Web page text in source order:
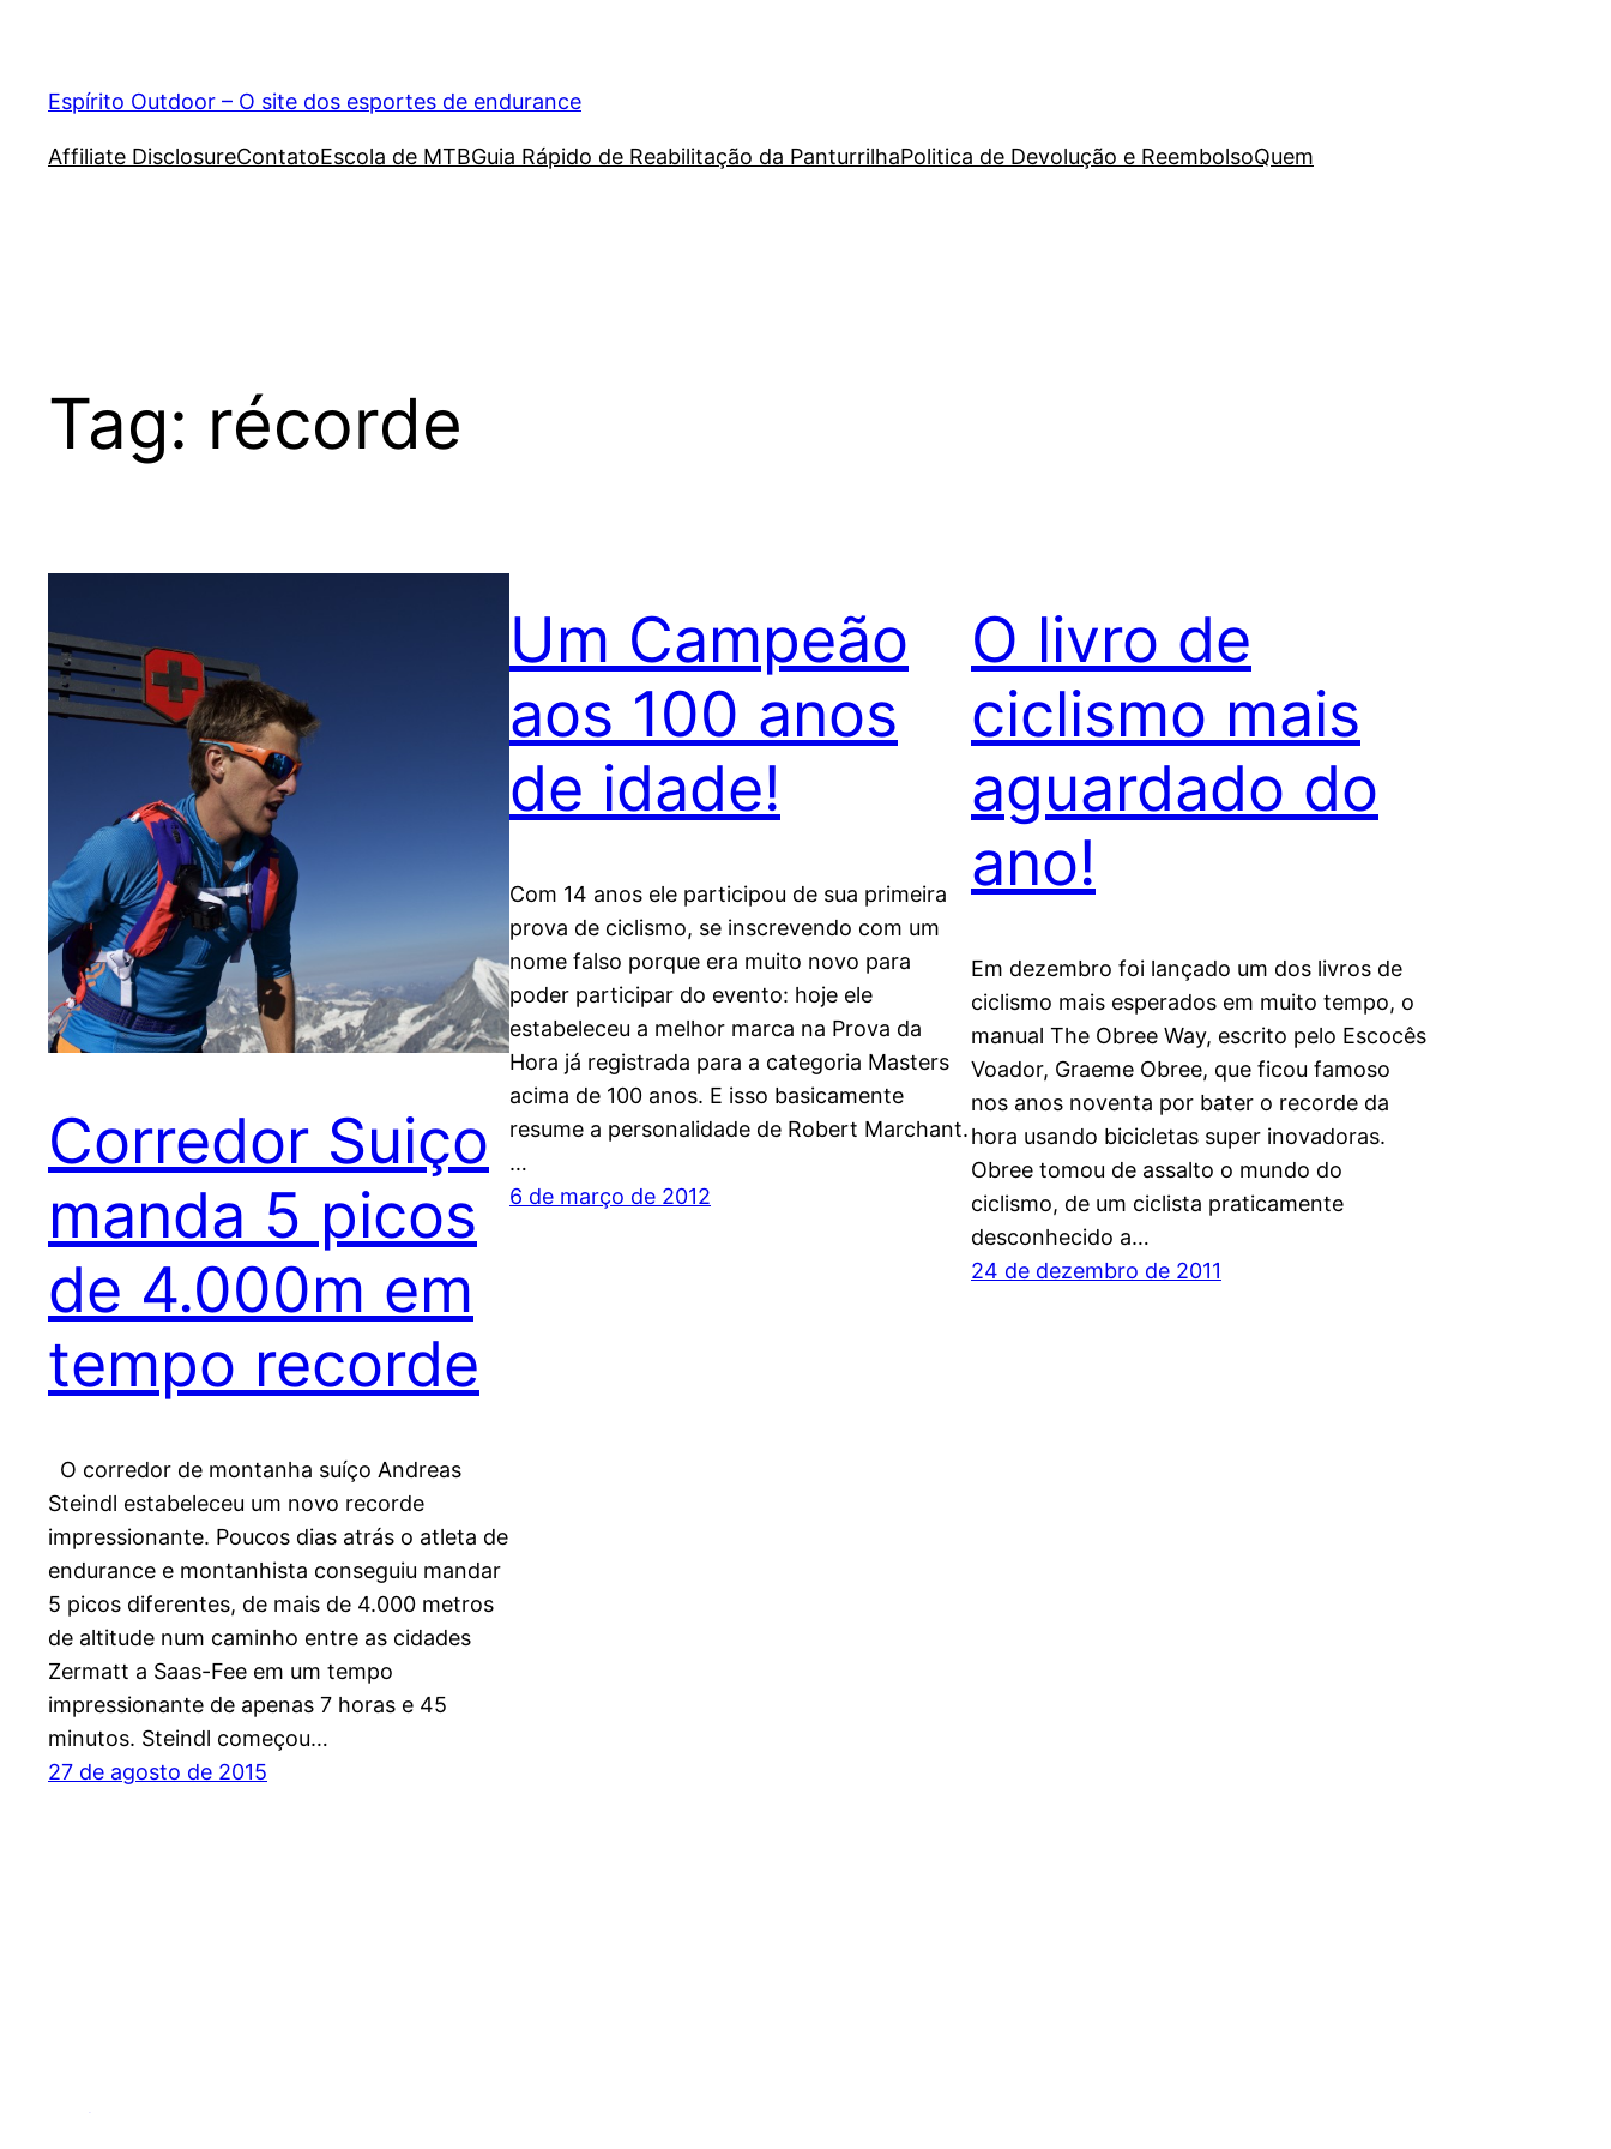
Espírito Outdoor – O site dos esportes de endurance
Affiliate DisclosureContatoEscola de MTBGuia Rápido de Reabilitação da PanturrilhaPolitica de Devolução e ReembolsoQuem
Tag: récorde
Corredor Suiço
manda 5 picos
de 4.000m em
tempo recorde
O corredor de montanha suíço Andreas
Steindl estabeleceu um novo recorde
impressionante. Poucos dias atrás o atleta de
endurance e montanhista conseguiu mandar
5 picos diferentes, de mais de 4.000 metros
de altitude num caminho entre as cidades
Zermatt a Saas-Fee em um tempo
impressionante de apenas 7 horas e 45
minutos. Steindl começou…
27 de agosto de 2015
Um Campeão
aos 100 anos
de idade!
Com 14 anos ele participou de sua primeira
prova de ciclismo, se inscrevendo com um
nome falso porque era muito novo para
poder participar do evento: hoje ele
estabeleceu a melhor marca na Prova da
Hora já registrada para a categoria Masters
acima de 100 anos. E isso basicamente
resume a personalidade de Robert Marchant.
…
6 de março de 2012
O livro de
ciclismo mais
aguardado do
ano!
Em dezembro foi lançado um dos livros de
ciclismo mais esperados em muito tempo, o
manual The Obree Way, escrito pelo Escocês
Voador, Graeme Obree, que ficou famoso
nos anos noventa por bater o recorde da
hora usando bicicletas super inovadoras.
Obree tomou de assalto o mundo do
ciclismo, de um ciclista praticamente
desconhecido a…
24 de dezembro de 2011
Espírito Outdoor – O site dos esportes de endurance